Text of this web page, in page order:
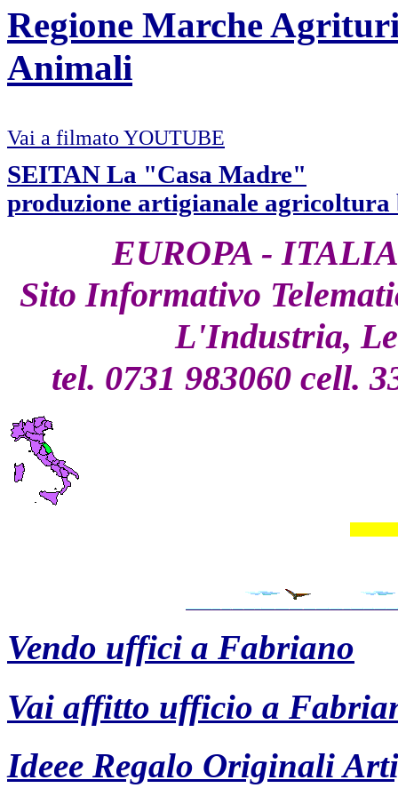
Regione Marche
Animali
Vai a filmato YOUTUBE
SEITAN La "Casa Madre"
produzione artigianale agricoltura
EUROPA -
Sito Informativo
L'Industria,
tel. 0731 983060 cell.
Vendo uffici a Fabriano
Vai affitto ufficio a
Ideee Regalo Originali